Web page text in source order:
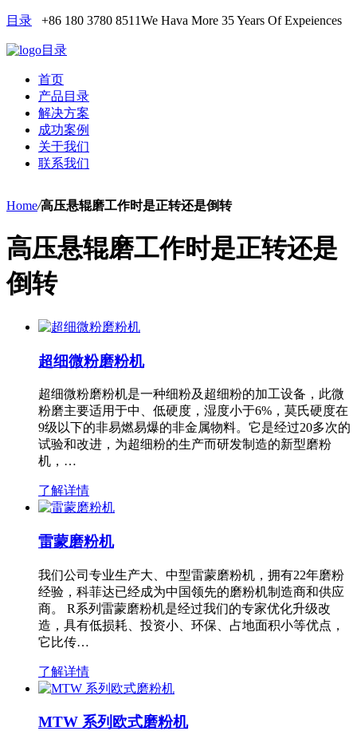
目录 +86 180 3780 8511We Hava More 35 Years Of Expeiences
目录
首页
产品目录
解决方案
成功案例
关于我们
联系我们
Home/高压悬辊磨工作时是正转还是倒转
高压悬辊磨工作时是正转还是
倒转
超细微粉磨粉机
超细微粉磨粉机是一种细粉及超细粉的加工设备，此微
粉磨主要适用于中、低硬度，湿度小于6%，莫氏硬度在
9级以下的非易燃易爆的非金属物料。它是经过20多次的
试验和改进，为超细粉的生产而研发制造的新型磨粉
机，…
了解详情
雷蒙磨粉机
我们公司专业生产大、中型雷蒙磨粉机，拥有22年磨粉
经验，科菲达已经成为中国领先的磨粉机制造商和供应
商。 R系列雷蒙磨粉机是经过我们的专家优化升级改
造，具有低损耗、投资小、环保、占地面积小等优点，
它比传…
了解详情
MTW 系列欧式磨粉机